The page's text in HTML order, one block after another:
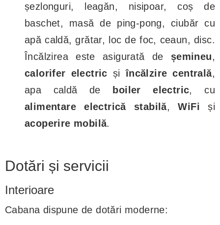
șezlonguri, leagăn, nisipoar, coș de
baschet, masă de ping-pong, ciubăr cu
apă caldă, grătar, loc de foc, ceaun, disc.
Încălzirea este asigurată de șemineu,
calorifer electric șiîncălzire centrală,
apa caldă de boiler electric, cu
alimentare electrică stabilă,WiFi și
acoperire mobilă.
Dotări și servicii
Interioare
Cabana dispune de dotări moderne: